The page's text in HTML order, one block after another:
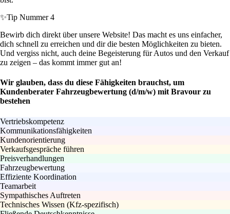
✨Tip Nummer 4
Bewirb dich direkt über unsere Website! Das macht es uns einfacher,
dich schnell zu erreichen und dir die besten Möglichkeiten zu bieten.
Und vergiss nicht, auch deine Begeisterung für Autos und den Verkauf
zu zeigen – das kommt immer gut an!
Wir glauben, dass du diese Fähigkeiten brauchst, um
Kundenberater Fahrzeugbewertung (d/m/w) mit Bravour zu
bestehen
Vertriebskompetenz
Kommunikationsfähigkeiten
Kundenorientierung
Verkaufsgespräche führen
Preisverhandlungen
Fahrzeugbewertung
Effiziente Koordination
Teamarbeit
Sympathisches Auftreten
Technisches Wissen (Kfz-spezifisch)